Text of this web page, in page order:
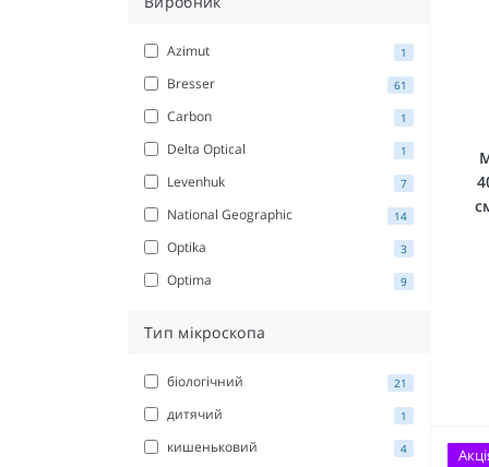
Azimut 1
Bresser 61
Carbon 1
Delta Optical 1
Levenhuk 7
National Geographic 14
Optika 3
Optima 9
Тип мікроскопа
біологічний 21
дитячий 1
кишеньковий 4